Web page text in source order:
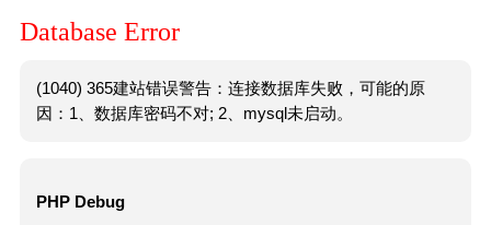
Database Error
(1040) 365建站错误警告：连接数据库失败，可能的原
因：1、数据库密码不对; 2、mysql未启动。
PHP Debug